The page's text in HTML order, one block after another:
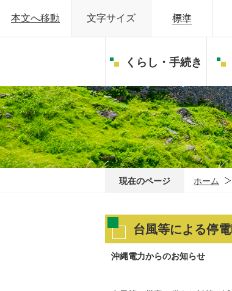
本文へ移動 文字サイズ
くらし・手続き
現在のページ ホーム
台風等による停
沖縄電力からのお知らせ